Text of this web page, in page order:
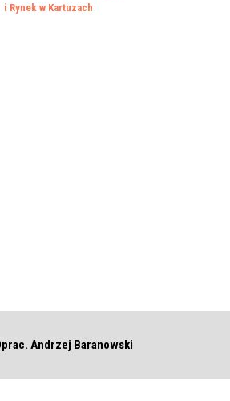
i Rynek w Kartuzach
Andrzej Baranowski